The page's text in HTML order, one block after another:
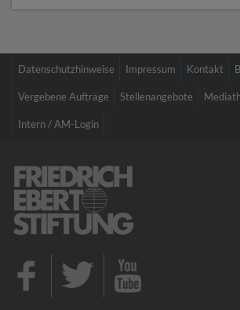
Datenschutzhinweise Impressum Kontakt
Vergebene Aufträge Stellenangebote
Intern / AM-Login